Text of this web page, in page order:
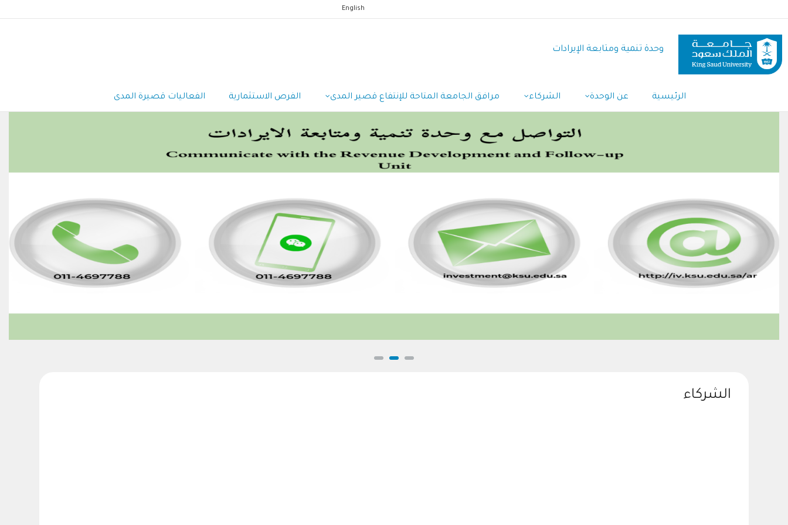
المحتوى
الرئيسي
English
وحدة تنمية ومتابعة الإيرادات
Navigation
الرئيسية عن الوحدة الشركاء مرافق الجامعة المتاحة للإنتفاع قصير المدى الفرص الاستثمارية الفعاليات قصيرة المدى
الشركاء